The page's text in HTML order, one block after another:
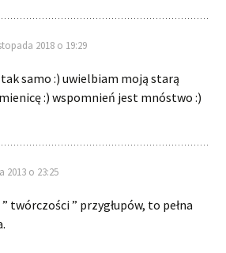
2018 o 19:29
samo :) uwielbiam moją starą
:) wspomnień jest mnóstwo :)
2013 o 23:25
” twórczości ” przygłupów, to pełna